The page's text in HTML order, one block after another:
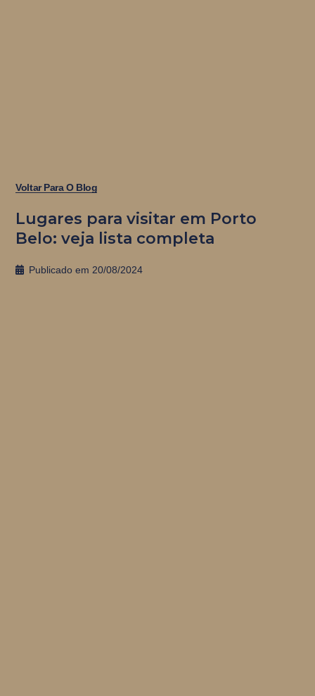
Voltar Para O Blog
Lugares para visitar em Porto
Belo: veja lista completa
Publicado em 20/08/2024